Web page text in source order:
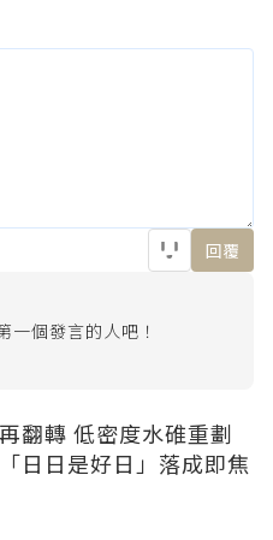
回覆
一個發言的人吧！
翻轉 低密度水碓重劃
日日是好日」落成即焦